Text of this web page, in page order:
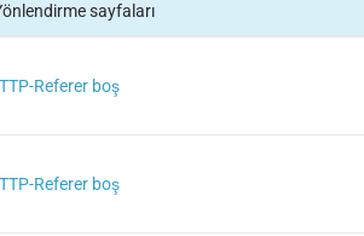
sayfaları
Referer boş
Referer boş